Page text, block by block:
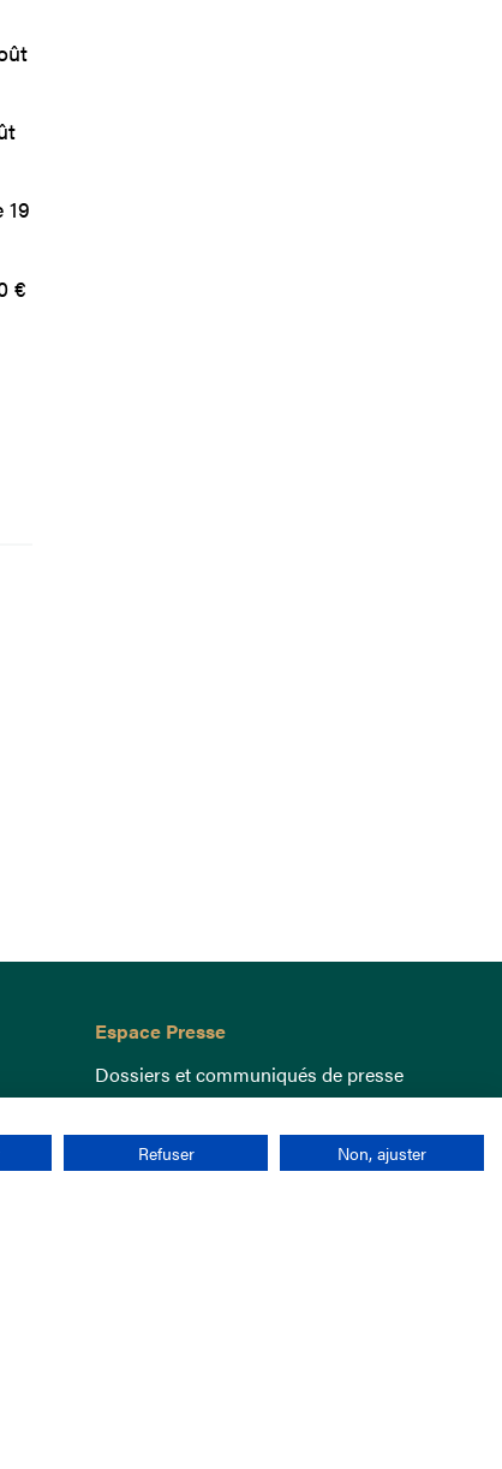
19
€
Espace Presse
Dossiers et communiqués de presse
Refuser Non, ajuster